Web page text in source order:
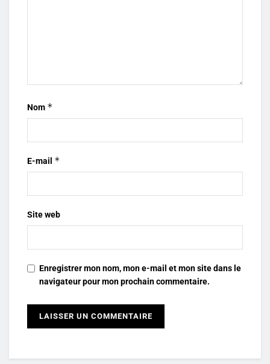
Nom *
E-mail *
Site web
Enregistrer mon nom, mon e-mail et mon site dans le
navigateur pour mon prochain commentaire.